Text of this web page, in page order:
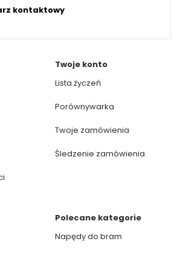
kontaktowy
Twoje konto
Lista życzeń
Porównywarka
Twoje zamówienia
Śledzenie zamówienia
Polecane kategorie
Napędy do bram